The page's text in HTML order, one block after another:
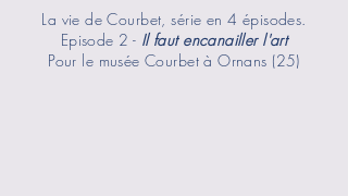
La vie de Courbet, série en 4 épisodes.
Episode 2 - Il faut encanailler l'art
Pour le musée Courbet à Ornans (25)